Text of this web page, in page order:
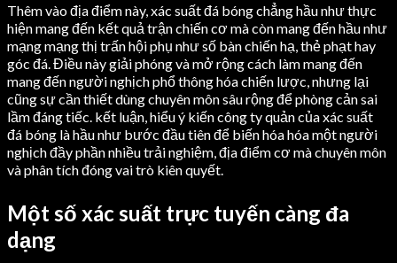
Thêm vào địa điểm này, xác suất đá bóng chẳng hầu như thực
hiện mang đến kết quả trận chiến cơ mà còn mang đến hầu như
mạng mạng thị trấn hội phụ như số bàn chiến hạ, thẻ phạt hay
góc đá. Điều này giải phóng và mở rộng cách làm mang đến
mang đến người nghịch phổ thông hóa chiến lược, nhưng lại
cũng sự cần thiết dùng chuyên môn sâu rộng để phòng cản sai
lầm đáng tiếc. kết luận, hiểu ý kiến công ty quản của xác suất
đá bóng là hầu như bước đầu tiên để biến hóa hóa một người
nghịch đầy phần nhiều trải nghiệm, địa điểm cơ mà chuyên môn
và phân tích đóng vai trò kiên quyết.
Một số xác suất trực tuyến càng đa
dạng